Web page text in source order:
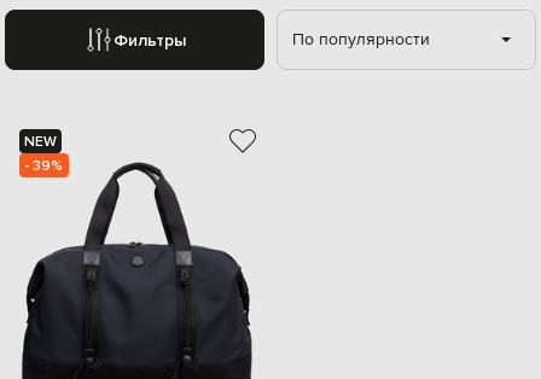
Фильтры По популярности
NEW
- 39%